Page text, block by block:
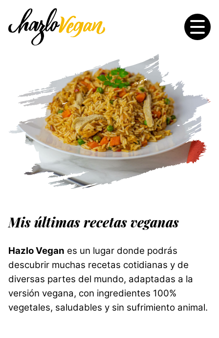
Mis últimas recetas veganas
Hazlo Vegan es un lugar donde podrás
descubrir muchas recetas cotidianas y de
diversas partes del mundo, adaptadas a la
versión vegana, con ingredientes 100%
vegetales, saludables y sin sufrimiento animal.